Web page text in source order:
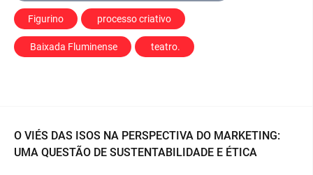
Figurino processo criativo
Baixada Fluminense teatro.
O VIÉS DAS ISOS NA PERSPECTIVA DO MARKETING:
UMA QUESTÃO DE SUSTENTABILIDADE E ÉTICA